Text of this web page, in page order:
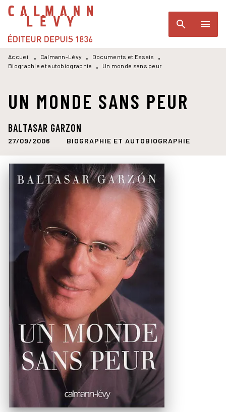
MENU RECHERCHE
PIED DE PAGE
search menu
Accueil • Calmann-Lévy • Documents et Essais
•
Biographie et autobiographie
• Un monde sans peur
UN MONDE SANS PEUR
BALTASAR GARZON
27/09/2006 BIOGRAPHIE ET AUTOBIOGRAPHIE